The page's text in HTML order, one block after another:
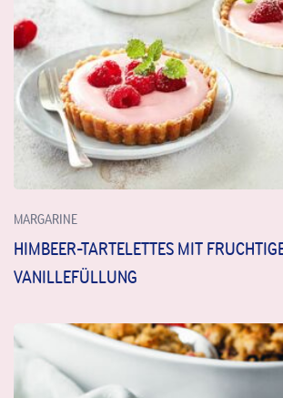
MARGARINE
HIMBEER-TARTELETTES MIT
VANILLEFÜLLUNG